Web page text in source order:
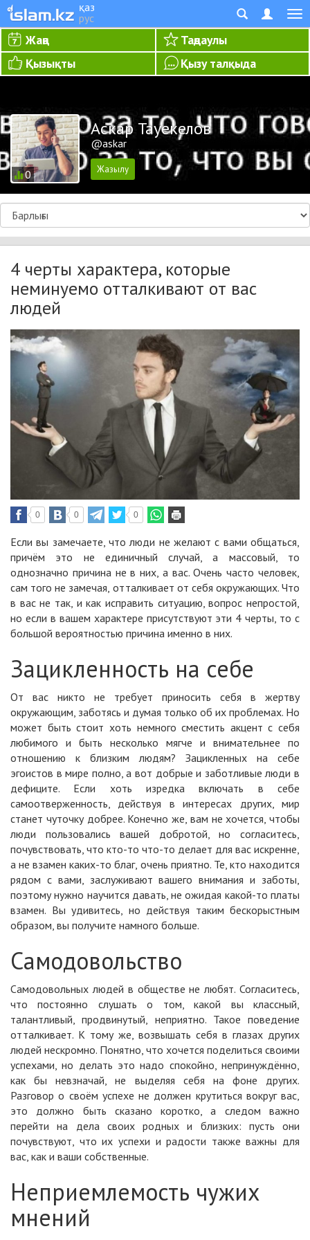
қаз
рус
Жаңа
Таңдаулы
Қызықты
Қызу талқыда
0
Аскар Тауекелов
@askar
4 черты характера, которые
неминуемо отталкивают от вас
людей
0 0 0
Если вы замечаете, что люди не желают с вами общаться,
причём это не единичный случай, а массовый, то
однозначно причина не в них, а вас. Очень часто человек,
сам того не замечая, отталкивает от себя окружающих. Что
в вас не так, и как исправить ситуацию, вопрос непростой,
но если в вашем характере присутствуют эти 4 черты, то с
большой вероятностью причина именно в них.
Зацикленность на себе
От вас никто не требует приносить себя в жертву
окружающим, заботясь и думая только об их проблемах. Но
может быть стоит хоть немного сместить акцент с себя
любимого и быть несколько мягче и внимательнее по
отношению к близким людям? Зацикленных на себе
эгоистов в мире полно, а вот добрые и заботливые люди в
дефиците. Если хоть изредка включать в себе
самоотверженность, действуя в интересах других, мир
станет чуточку добрее. Конечно же, вам не хочется, чтобы
люди пользовались вашей добротой, но согласитесь,
почувствовать, что кто-то что-то делает для вас искренне,
а не взамен каких-то благ, очень приятно. Те, кто находится
рядом с вами, заслуживают вашего внимания и заботы,
поэтому нужно научится давать, не ожидая какой-то платы
взамен. Вы удивитесь, но действуя таким бескорыстным
образом, вы получите намного больше.
Самодовольство
Самодовольных людей в обществе не любят. Согласитесь,
что постоянно слушать о том, какой вы классный,
талантливый, продвинутый, неприятно. Такое поведение
отталкивает. К тому же, возвышать себя в глазах других
людей нескромно. Понятно, что хочется поделиться своими
успехами, но делать это надо спокойно, непринуждённо,
как бы невзначай, не выделяя себя на фоне других.
Разговор о своём успехе не должен крутиться вокруг вас,
это должно быть сказано коротко, а следом важно
перейти на дела своих родных и близких: пусть они
почувствуют, что их успехи и радости также важны для
вас, как и ваши собственные.
Неприемлемость чужих
мнений